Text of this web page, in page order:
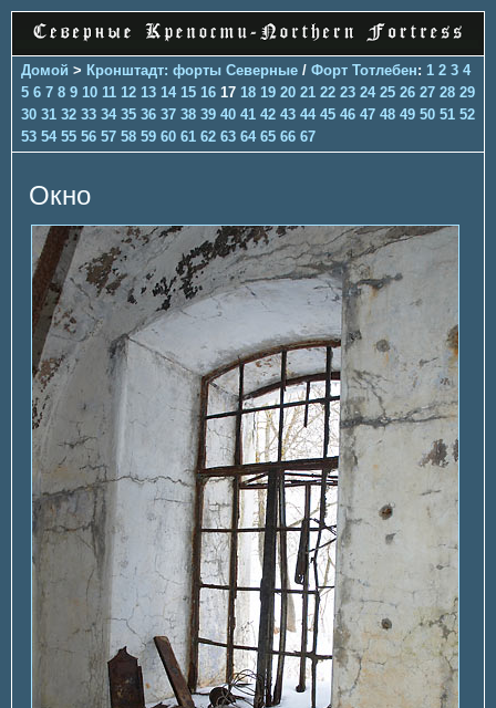
Домой > Кронштадт: форты Северные / Форт Тотлебен: 1 2 3 4
5 6 7 8 9 10 11 12 13 14 15 16 17 18 19 20 21 22 23 24 25 26 27 28 29
30 31 32 33 34 35 36 37 38 39 40 41 42 43 44 45 46 47 48 49 50 51 52
53 54 55 56 57 58 59 60 61 62 63 64 65 66 67
Окно